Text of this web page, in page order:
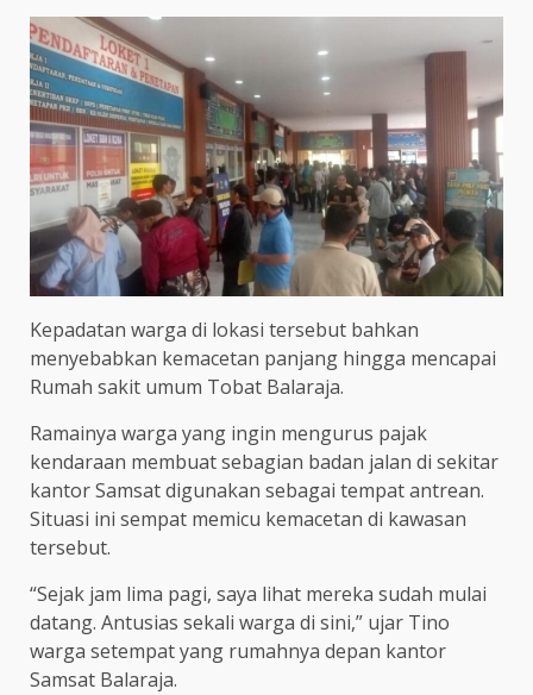
Kepadatan warga di lokasi tersebut bahkan
menyebabkan kemacetan panjang hingga mencapai
Rumah sakit umum Tobat Balaraja.
Ramainya warga yang ingin mengurus pajak
kendaraan membuat sebagian badan jalan di sekitar
kantor Samsat digunakan sebagai tempat antrean.
Situasi ini sempat memicu kemacetan di kawasan
tersebut.
“Sejak jam lima pagi, saya lihat mereka sudah mulai
datang. Antusias sekali warga di sini,” ujar Tino
warga setempat yang rumahnya depan kantor
Samsat Balaraja.